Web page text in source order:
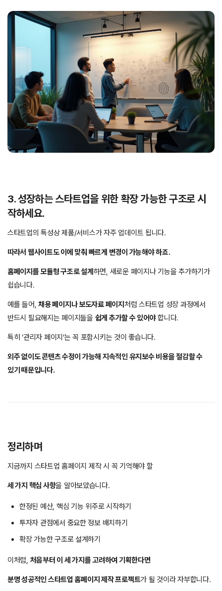
3. 성장하는 스타트업을 위한 확장 가능한 구조로 시
작하세요.
스타트업의 특성상 제품/서비스가 자주 업데이트 됩니다.
따라서 웹사이트도 이에 맞춰 빠르게 변경이 가능해야 하죠.
홈페이지를 모듈형 구조로 설계 하면, 새로운 페이지나 기능을 추가하기가
쉽습니다.
예를 들어,채용 페이지나 보도자료 페이지 처럼 스타트업 성장 과정에서
반드시 필요해지는 페이지들을 쉽게 추가할 수 있어야합니다.
특히 ‘관리자 페이지’는 꼭 포함시키는 것이 좋습니다.
외주 없이도 콘텐츠 수정이 가능해 지속적인 유지보수 비용을 절감할 수
있기 때문입니다.
정리하며
지금까지 스타트업 홈페이지 제작 시 꼭 기억해야 할
세 가지 핵심 사항을 알아보았습니다.
한정된 예산, 핵심 기능 위주로 시작하기
투자자 관점에서 중요한 정보 배치하기
확장 가능한 구조로 설계하기
이처럼, 처음부터 이 세 가지를 고려하여 기획한다면
분명 성공적인 스타트업 홈페이지 제작 프로젝트가 될 것이라 자부합니다.